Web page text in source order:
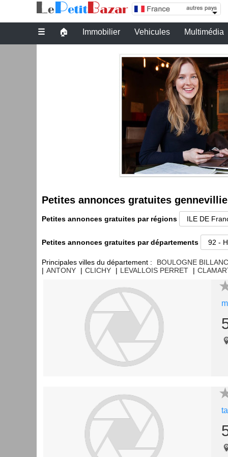
Petites annonces gratuites gennevilliers
☰ 🏠 Immobilier Vehicules Multimédia
Petites annonces gratuites
Petites annonces gratuites par régions
Petites annonces gratuites par départements
Principales villes du département :
BOULOGNE
| ANTONY | CLICHY | LEVALLOIS PERRET |